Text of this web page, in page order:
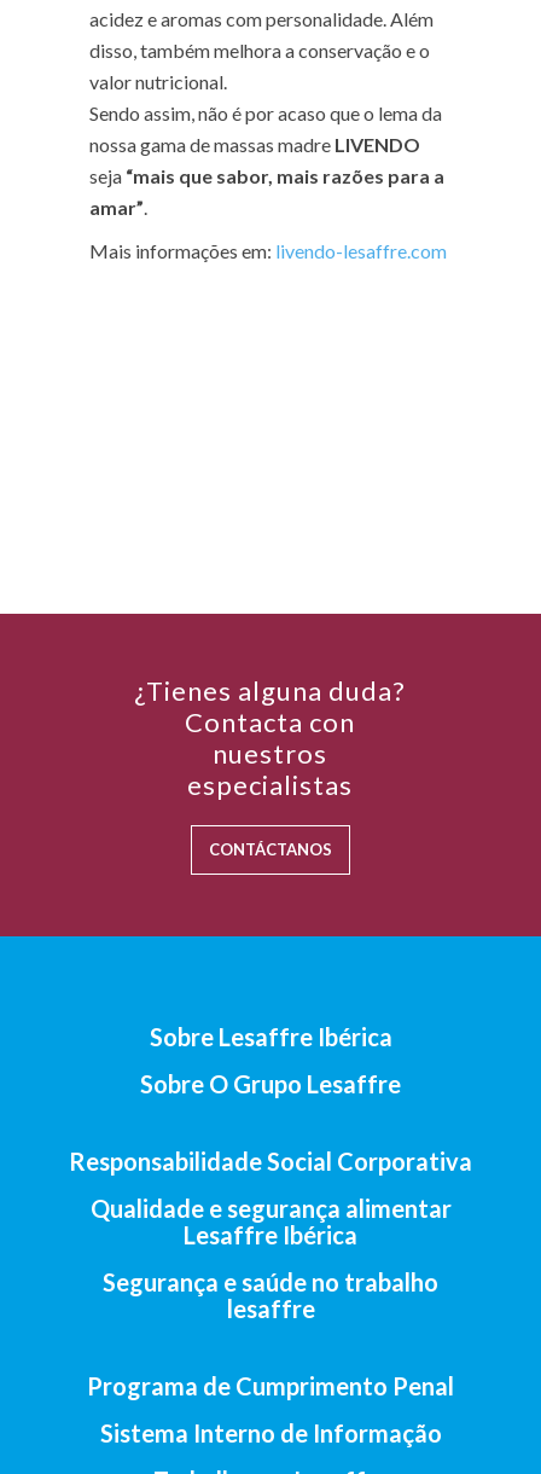
acidez e aromas com personalidade. Além
disso, também melhora a conservação e o
valor nutricional.
Sendo assim, não é por acaso que o lema da
nossa gama de massas madre LIVENDO
seja “mais que sabor, mais razões para a
amar”.
Mais informações em: livendo-lesaffre.com
¿Tienes alguna duda?
Contacta con
nuestros
especialistas
CONTÁCTANOS
Sobre Lesaffre Ibérica
Sobre O Grupo Lesaffre
Responsabilidade Social Corporativa
Qualidade e segurança alimentar
Lesaffre Ibérica
Segurança e saúde no trabalho
lesaffre
Programa de Cumprimento Penal
Sistema Interno de Informação